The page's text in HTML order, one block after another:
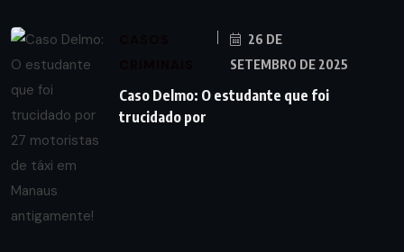
26 DE
SETEMBRO DE 2025
Caso Delmo: O estudante que foi
trucidado por